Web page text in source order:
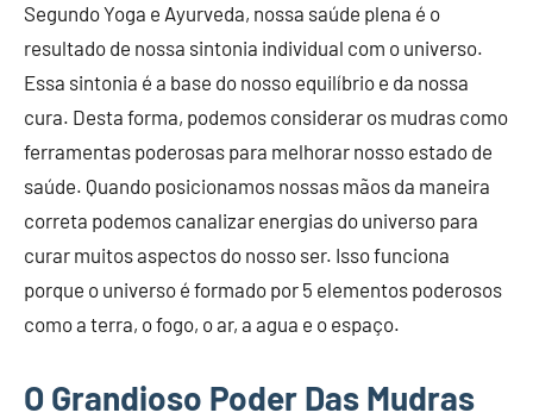
Segundo Yoga e Ayurveda, nossa saúde plena é o
resultado de nossa sintonia individual com o universo.
Essa sintonia é a base do nosso equilíbrio e da nossa
cura. Desta forma, podemos considerar os mudras como
ferramentas poderosas para melhorar nosso estado de
saúde. Quando posicionamos nossas mãos da maneira
correta podemos canalizar energias do universo para
curar muitos aspectos do nosso ser. Isso funciona
porque o universo é formado por 5 elementos poderosos
como a terra, o fogo, o ar, a agua e o espaço.
O Grandioso Poder Das Mudras